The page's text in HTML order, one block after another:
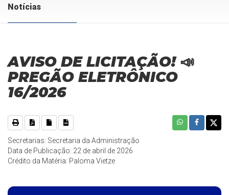
Notícias
AVISO DE LICITAÇÃO! 📣
PREGÃO ELETRÔNICO
16/2026
Secretarias: Secretaria da Administração
Data de Publicação: 22 de abril de 2026
Crédito da Matéria: Paloma Vietze